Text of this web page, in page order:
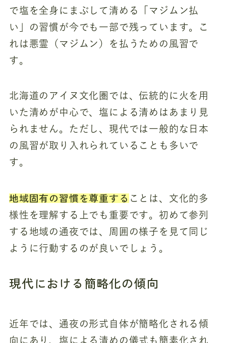
で塩を全身にまぶして清める「マジムン払
い」の習慣が今でも一部で残っています。こ
れは悪霊（マジムン）を払うための風習で
す。
北海道のアイヌ文化圏では、伝統的に火を用
いた清めが中心で、塩による清めはあまり見
られません。ただし、現代では一般的な日本
の風習が取り入れられていることも多いで
す。
地域固有の習慣を尊重することは、文化的多
様性を理解する上でも重要です。初めて参列
する地域の通夜では、周囲の様子を見て同じ
ように行動するのが良いでしょう。
現代における簡略化の傾向
近年では、通夜の形式自体が簡略化される傾
向にあり、塩による清めの儀式も簡素化され